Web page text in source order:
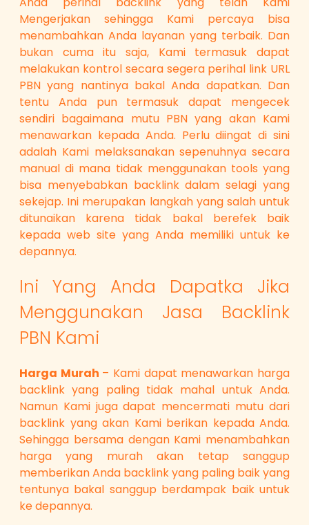
Mengerjakan sehingga Kami percaya bisa
menambahkan Anda layanan yang terbaik. Dan
bukan cuma itu saja, Kami termasuk dapat
melakukan kontrol secara segera perihal link URL
PBN yang nantinya bakal Anda dapatkan. Dan
tentu Anda pun termasuk dapat mengecek
sendiri bagaimana mutu PBN yang akan Kami
menawarkan kepada Anda. Perlu diingat di sini
adalah Kami melaksanakan sepenuhnya secara
manual di mana tidak menggunakan tools yang
bisa menyebabkan backlink dalam selagi yang
sekejap. Ini merupakan langkah yang salah untuk
ditunaikan karena tidak bakal berefek baik
kepada web site yang Anda memiliki untuk ke
depannya.
Ini Yang Anda Dapatka Jika
Menggunakan Jasa Backlink
PBN Kami
Harga Murah – Kami dapat menawarkan harga
backlink yang paling tidak mahal untuk Anda.
Namun Kami juga dapat mencermati mutu dari
backlink yang akan Kami berikan kepada Anda.
Sehingga bersama dengan Kami menambahkan
harga yang murah akan tetap sanggup
memberikan Anda backlink yang paling baik yang
tentunya bakal sanggup berdampak baik untuk
ke depannya.